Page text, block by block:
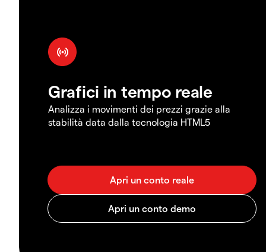
Grafici in tempo reale
Analizza i movimenti dei prezzi grazie alla
stabilità data dalla tecnologia HTML5